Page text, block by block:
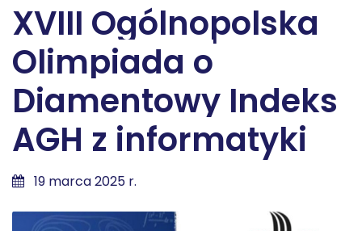
XVIII Ogólnopolska
Olimpiada o
Diamentowy Indeks
AGH z informatyki
19 marca 2025 r.